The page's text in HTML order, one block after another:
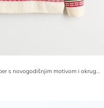
Dječji pleteni džemper s novogodišnjim motivom i okruglim izrezom